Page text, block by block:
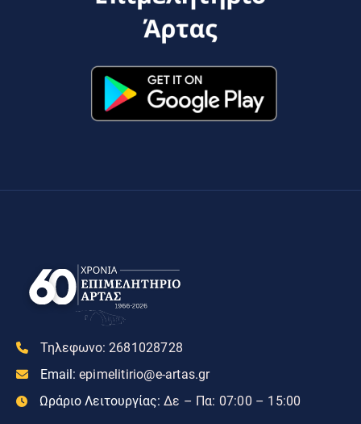
Τηλεφωνο: 2681028728
Email: epimelitirio@e-artas.gr
Ωράριο Λειτουργίας: Δε – Πα: 07:00 – 15:00